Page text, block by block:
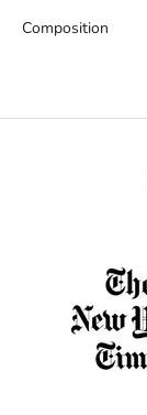
Composition